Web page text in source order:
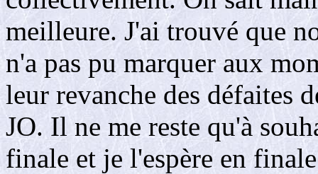
meilleure. J'ai trouvé que
n'a pas pu marquer aux
leur revanche des défaites
JO. Il ne me reste qu'à
finale et je l'espère en